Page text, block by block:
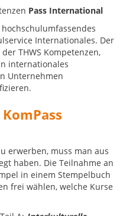
Pass International
Internationales. Der
THWS Kompetenzen,
internationales
Unternehmen
erwerben, muss man aus
haben. Die Teilnahme an
in einem Stempelbuch
frei wählen, welche Kurse